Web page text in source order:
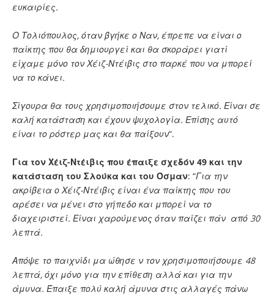
ευκαιρίες.
Ο Τολιόπουλος, όταν βγήκε ο Ναν, έπρεπε να είναι ο
παίκτης που θα δημιουργεί και θα σκοράρει γιατί
είχαμε μόνο τον Χέιζ-Ντέιβις στο παρκέ που να μπορεί
να το κάνει.
Σίγουρα θα τους χρησιμοποιήσουμε στον τελικό. Είναι σε
καλή κατάσταση και έχουν ψυχολογία. Επίσης αυτό
είναι το ρόστερ μας και θα παίξουν“.
Για τον Χέιζ-Ντέιβις που έπαιξε σχεδόν 49 και την
κατάσταση του Σλούκα και του Όσμαν: “Για την
ακρίβεια ο Χέιζ-Ντέιβις είναι ένα παίκτης που του
αρέσει να μένει στο γήπεδο και μπορεί να το
διαχειριστεί. Είναι χαρούμενος όταν παίζει πάν από 30
λεπτά.
Απόψε το παιχνίδι μα ώθησε ν τον χρησιμοποιήσουμε 48
λεπτά, όχι μόνο για την επίθεση αλλά και για την
άμυνα. Έπαιξε πολύ καλή άμυνα στις αλλαγές πάνω